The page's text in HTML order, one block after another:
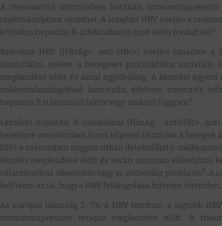
A rheumatoid arthritisben használt
reaktivációjához vezethet. A lezajlott HBV esetén a
krónikus hepatitis B-infekcióban is csak néha fordult elő2.
Krónikus HBV (HBsAg+, anti-HBc+) esetén tanácsos
konzultálni, ezeket a betegeket profilaktikus antiviális
megkezdése előtt és azzal egyidejűleg. A kezelést
nukleotidanalógokkal: lamivudin, adefovir, entecavir,
hepatitis B státuszától (aktív vagy inaktív) függően3.
Lezajlott hepatitis B-infekciónál (HbsAg–, antiHBc+,
kezelésre vonatkozóan nincs teljesen tisztázva. A
DNS a szérumban nagyon ritkán detektálható,
kezelés megkezdése előtt és során szorosan ellenőrizni
választható az observatio vagy az antivirális profilaxis3. A
kell lenni azzal, hogy a HBV fellángolása hirtelen
Az európai lakosság 2–7%-a HBV-hordozó, a legtöbb
immunszupresszív terápia megkezdése előtt. A